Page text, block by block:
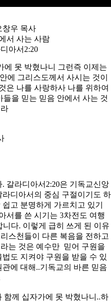
창우 목사​
서 사는 사람
아서2:20
에 못 박혔나니 그런즉 이제는
에 그리스도께서 사시는 것이
은 나를 사랑하사 나를 위하여
을 믿는 믿음 안에서 사는 것
라디아서2:20은 기독교신앙
디아서의 중심 구절이기도 하
고 분명하게 가르치고 있기
서를 쓴 시기는 3차전도 여행
다. 이렇게 급히 쓰게 된 이유
스천들이 다른 복음을 전하고
는 것은 예수만 믿어 구원을
도 지켜야 구원을 받을 수 있
에 대해..기독교의 바른 믿음
함께 십자가에 못 박혔나니..하